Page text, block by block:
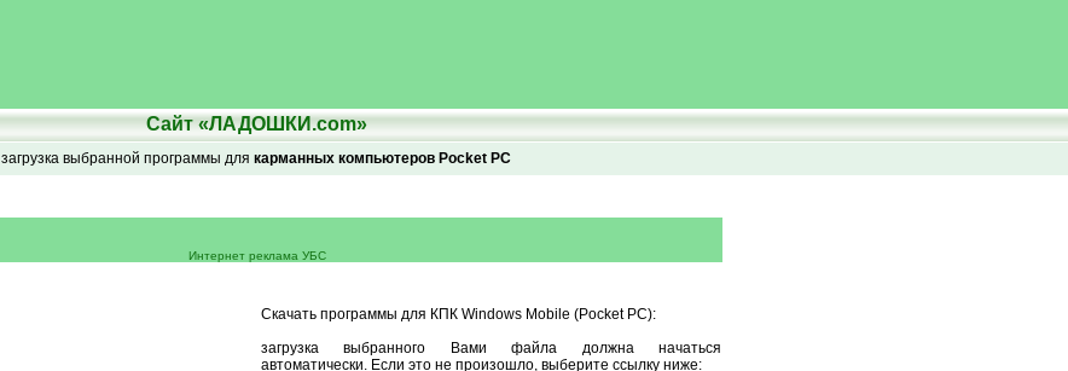
Сайт «ЛАДОШКИ.com»
загрузка выбранной программы для карманных компьютеров Pocket PC
Интернет реклама УБС
Скачать программы для КПК Windows Mobile (Pocket PC):
загрузка выбранного Вами файла должна начаться
автоматически. Если это не произошло, выберите ссылку ниже: